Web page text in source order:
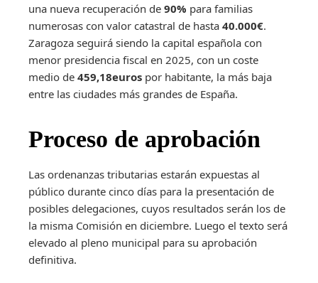
una nueva recuperación de 90% para familias
numerosas con valor catastral de hasta 40.000€.
Zaragoza seguirá siendo la capital española con
menor presidencia fiscal en 2025, con un coste
medio de 459,18euros por habitante, la más baja
entre las ciudades más grandes de España.
Proceso de aprobación
Las ordenanzas tributarias estarán expuestas al
público durante cinco días para la presentación de
posibles delegaciones, cuyos resultados serán los de
la misma Comisión en diciembre. Luego el texto será
elevado al pleno municipal para su aprobación
definitiva.